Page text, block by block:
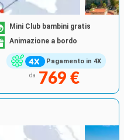
Pagamento in 4X
Mini Club bambini gratis
Animazione a bordo
da 769 €